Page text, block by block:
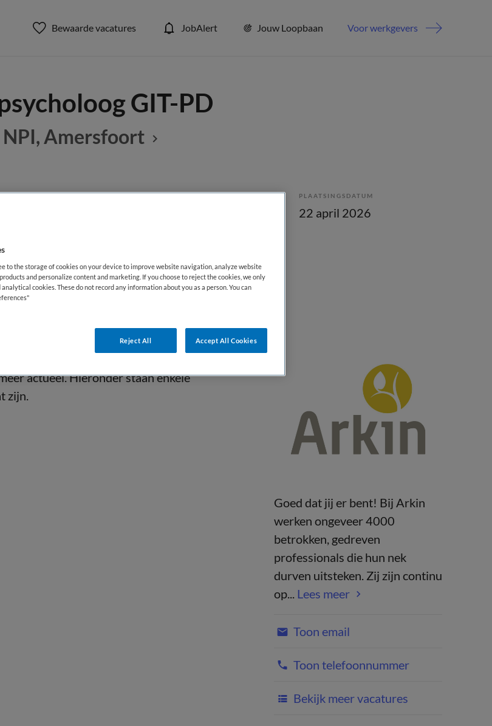
Bewaarde vacatures JobAlert Jouw Loopbaan Voor werkgevers
GIT-PD
NPI, Amersfoort
BRANCHE AANSTELLING PLAATSINGSDATUM
22 april 2026
Fulltime
actueel. Hieronder staan enkele
zijn.
Goed dat jij er bent! Bij Arkin
werken ongeveer 4000
betrokken, gedreven
professionals die hun nek
durven uitsteken. Zij zijn continu
op... Lees meer
Toon email
Toon telefoonnummer
Bekijk meer vacatures
to the storage of cookies on your device to improve website navigation, analyze website
and personalize content and marketing. If you choose to reject the cookies, we only
cookies. These do not record any information about you as a person. You can
Reject All Accept All Cookies